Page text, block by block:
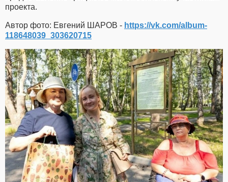
проекта.
Автор фото: Евгений ШАРОВ - https://vk.com/album-
118648039_303620715